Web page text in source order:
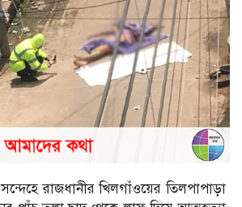
রাজধানীর খিলগাঁওয়ের তিলপাপাড়া